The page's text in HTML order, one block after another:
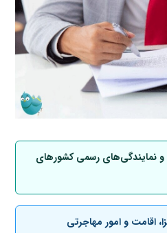
و نمایندگی‌های رسمی کشورهای
اقامت و امور مهاجرتی